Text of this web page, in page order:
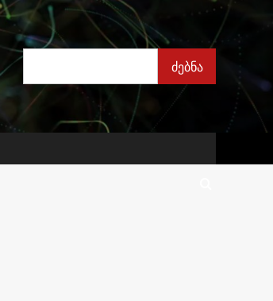
ძებნა
ძებნა